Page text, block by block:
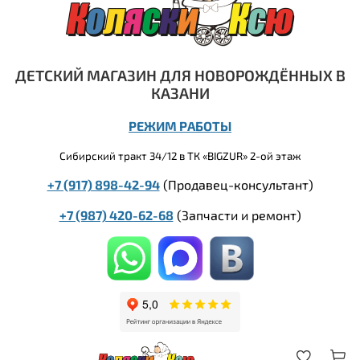
ДЕТСКИЙ МАГАЗИН ДЛЯ НОВОРОЖДЁННЫХ В
КАЗАНИ
РЕЖИМ РАБОТЫ
Сибирский тракт 34/12 в ТК «BIGZUR» 2-ой этаж
+7 (917) 898-42-94(Продавец-консультант)
+7 (987) 420-62-68 (Запчасти и ремонт)